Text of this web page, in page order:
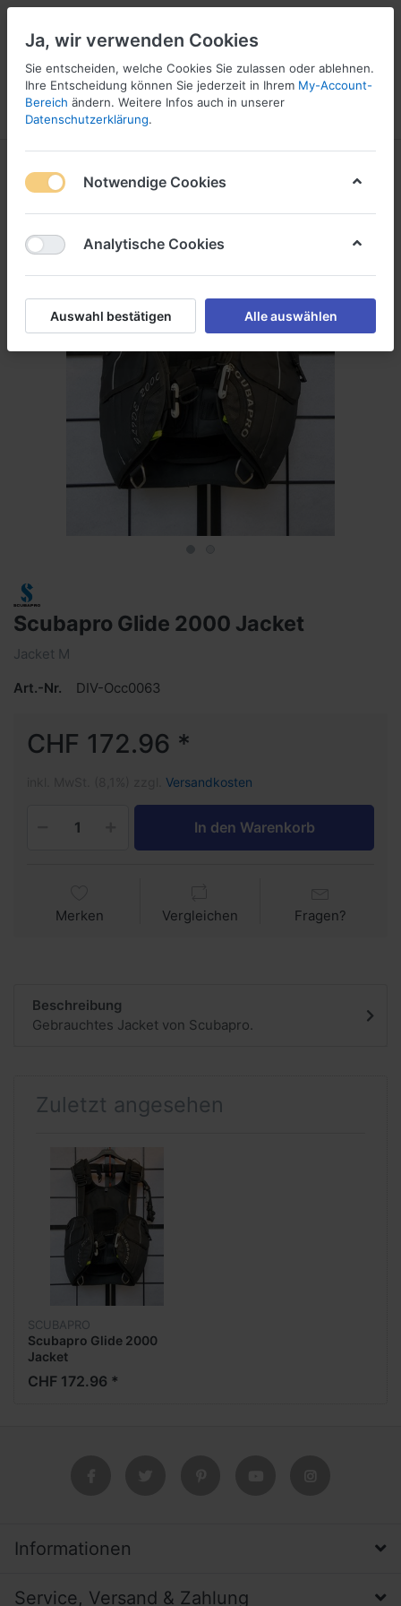
Menü Anmelden
16
Scubapro Glide 2000 Jacket
Jacket M
Art.-Nr.
DIV-Occ0063
CHF 172.96 *
Versandkosten
In den Warenkorb
Merken Vergleichen Fragen?
Beschreibung
Gebrauchtes Jacket von Scubapro.
Zuletzt angesehen
SCUBAPRO
Scubapro Glide 2000
Jacket
CHF 172.96 *
Informationen
Service, Versand & Zahlung
Ja, wir verwenden Cookies
Sie entscheiden, welche Cookies Sie zulassen oder ablehnen.
Ihre Entscheidung können Sie jederzeit in Ihrem My-Account-
Bereich ändern. Weitere Infos auch in unserer
Datenschutzerklärung.
Notwendige Cookies
Analytische Cookies
Auswahl bestätigen Alle auswählen